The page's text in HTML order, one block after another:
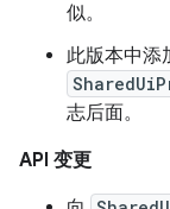
似。
此版本中添
志后面。
API 变更